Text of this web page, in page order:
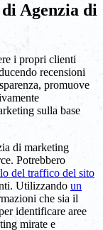
Agenzia di
i propri clienti
recensioni
promuove
sulla base
di marketing
Potrebbero
del traffico del sito
Utilizzando un
che sia il
identificare aree
mirate e